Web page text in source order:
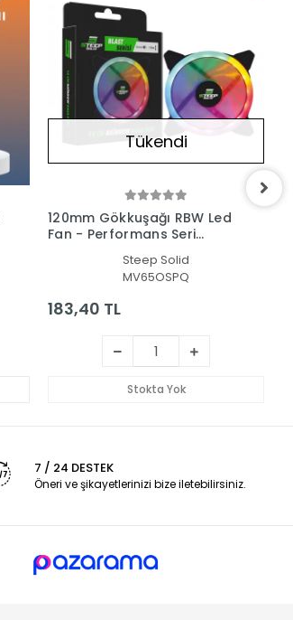
Tükendi
120mm Gökkuşağı RBW Led
Fan - Performans Seri
Steep Solid
MV65OSPQ
183,40 TL
Stokta Yok
7 / 24 DESTEK
Öneri ve şikayetlerinizi bize iletebilirsiniz.